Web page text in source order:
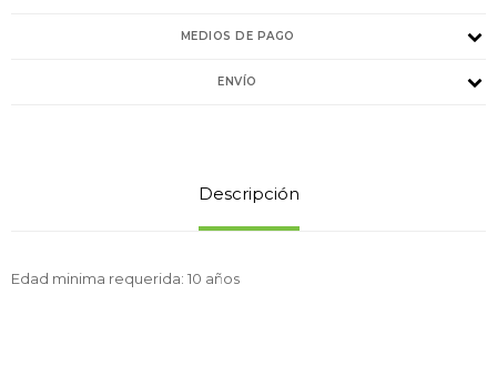
MEDIOS DE PAGO
ENVÍO
Descripción
Edad minima requerida: 10 años